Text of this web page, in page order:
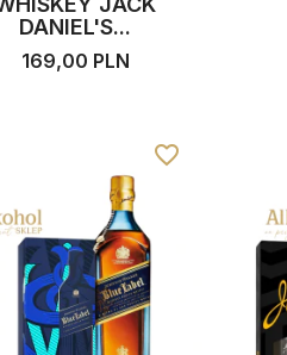
DANIEL'S...
169,00 PLN
favorite_border